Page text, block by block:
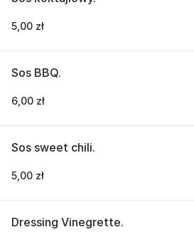
5,00 zł
Sos BBQ.
6,00 zł
Sos sweet chili.
5,00 zł
Dressing Vinegrette.